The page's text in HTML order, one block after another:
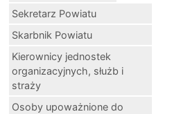
Sekretarz Powiatu
Skarbnik Powiatu
Kierownicy jednostek
organizacyjnych, służb i
straży
Osoby upoważnione do